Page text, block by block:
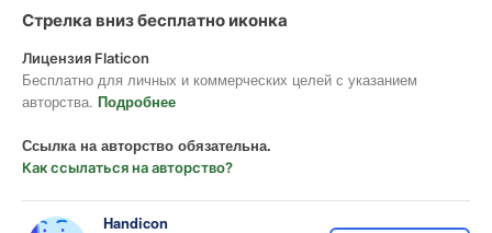
Стрелка вниз бесплатно иконка
Лицензия Flaticon
Бесплатно для личных и коммерческих целей с указанием
авторства. Подробнее
Ссылка на авторство обязательна.
Как ссылаться на авторство?
Handicon